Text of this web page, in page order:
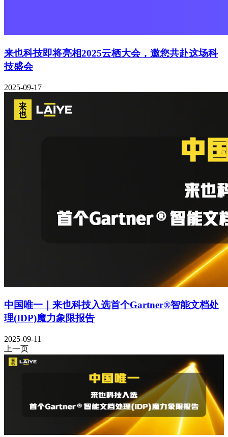
来也科技即将亮相2025云栖大会，邀您共赴这场科
技盛会
2025-09-17
中国唯一｜来也科技入选首个Gartner®智能文档处
理(IDP)魔力象限报告
2025-09-11
上一页